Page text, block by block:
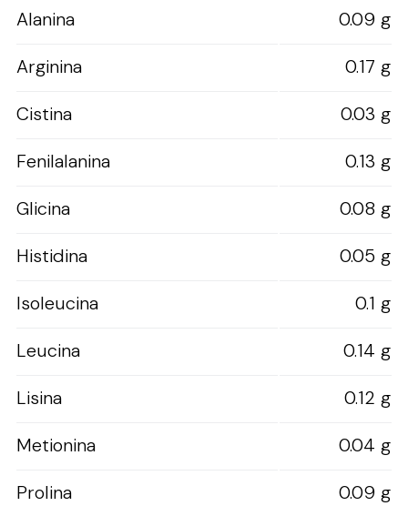
Alanina
0.09 g
Arginina
0.17 g
Cistina
0.03 g
Fenilalanina
0.13 g
Glicina
0.08 g
Histidina
0.05 g
Isoleucina
0.1 g
Leucina
0.14 g
Lisina
0.12 g
Metionina
0.04 g
Prolina
0.09 g